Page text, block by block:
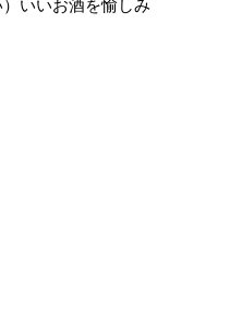
いいお酒を愉しみ